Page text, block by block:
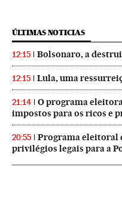
ÚLTIMAS NOTICIAS
12:15 Bolsonaro, a
12:15 Lula, uma
21:14
O programa
impostos para os ricos e
20:55
Programa eleitoral
privilégios legais para a